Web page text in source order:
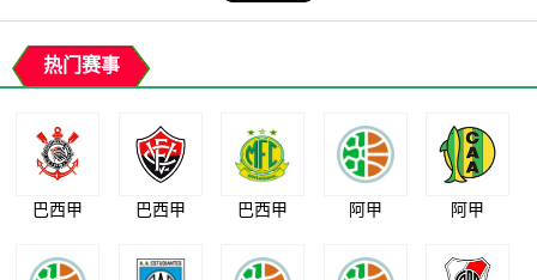
热门赛事
巴西甲 巴西甲 巴西甲 阿甲 阿甲